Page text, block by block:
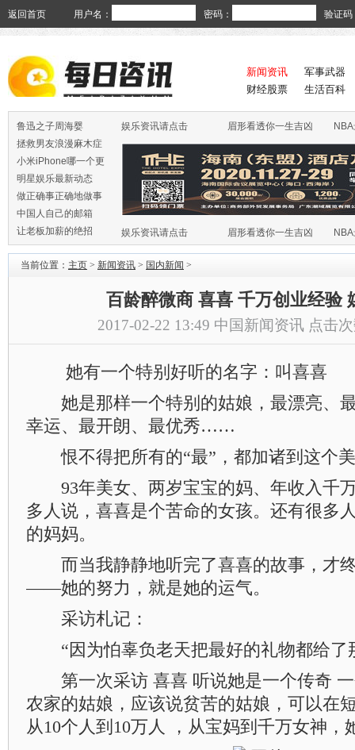
返回首页 用户名： 密码： 验证码
新闻资讯
财经股票
军事武器
生活百科
鲁迅之子周海婴
拯救男友浪漫麻木症
小米iPhone哪一个更
火
明星娱乐最新动态
做正确事正确地做事
中国人自己的邮箱
让老板加薪的绝招
娱乐资讯请点击 眉形看透你一生吉凶
娱乐资讯请点击 眉形看透你一生吉凶
当前位置： 主页 > 新闻资讯 > 国内新闻 >
百龄醉微商 喜喜 千万创业经验
2017-02-22 13:49 中国新闻资讯 点击
她有一个特别好听的名字：叫喜喜
她是那样一个特别的姑娘，最漂亮、
幸运、最开朗、最优秀……
恨不得把所有的“最”，都加诸到这个
93年美女、两岁宝宝的妈、年收入千
多人说，喜喜是个苦命的女孩。还有很多
的妈妈。
而当我静静地听完了喜喜的故事，才
——她的努力，就是她的运气。
采访札记：
“因为怕辜负老天把最好的礼物都给了
第一次采访 喜喜 听说她是一个传奇 一
农家的姑娘，应该说贫苦的姑娘，可以在
从10个人到10万人 ，从宝妈到千万女神，